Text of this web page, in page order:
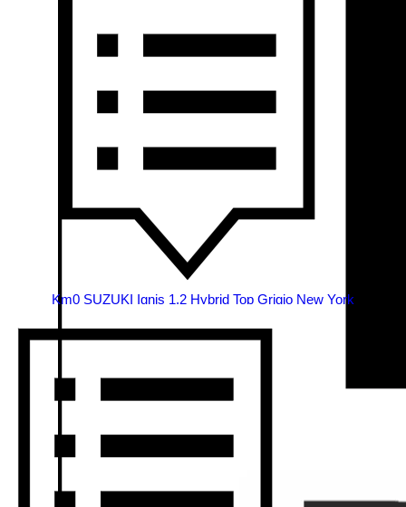
Km0 SUZUKI Ignis 1.2 Hybrid Top Grigio New York
Tipo vettura: Km Zero
Alimentazione: Ibrida